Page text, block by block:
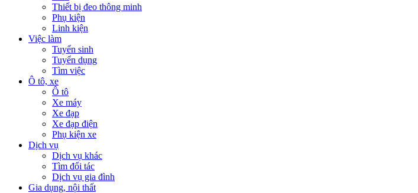
Thiết bị đeo thông minh
Phụ kiện
Linh kiện
Việc làm
Tuyển sinh
Tuyển dụng
Tìm việc
Ô tô, xe
Ô tô
Xe máy
Xe đạp
Xe đạp điện
Phụ kiện xe
Dịch vụ
Dịch vụ khác
Tìm đối tác
Dịch vụ gia đình
Gia dụng, nội thất